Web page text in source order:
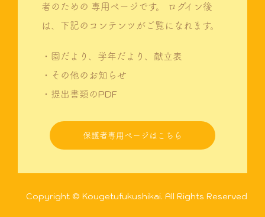
者のための 専用ページです。
ログイン後
は、下記のコンテンツがご覧になれます。
・園だより、学年だより、献立表
・その他のお知らせ
・提出書類のPDF
保護者専用ページはこちら
Copyright © Kougetufukushikai. All Rights Reserved